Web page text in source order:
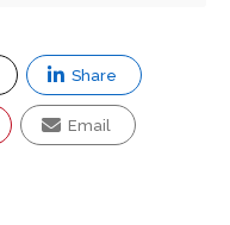
Share
Email